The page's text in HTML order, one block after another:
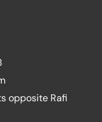
opposite Rafi